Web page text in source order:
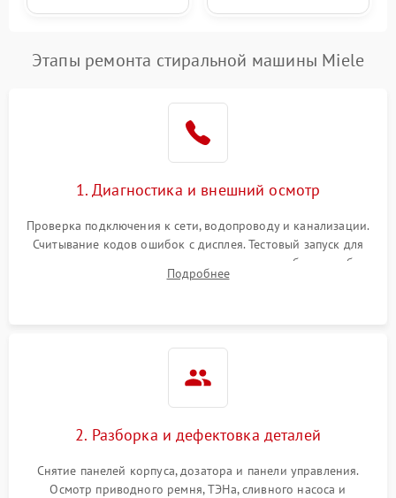
Этапы ремонта стиральной машины Miele
1. Диагностика и внешний осмотр
Проверка подключения к сети, водопроводу и канализации.
Считывание кодов ошибок с дисплея. Тестовый запуск для
выявления посторонних шумов, протечек или сбоев в работе
электронного модуля управления.
Подробнее
2. Разборка и дефектовка деталей
Снятие панелей корпуса, дозатора и панели управления.
Осмотр приводного ремня, ТЭНа, сливного насоса и